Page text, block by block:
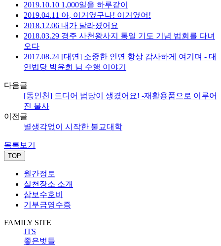
2019.10.10 1,000일을 하루같이
2019.04.11 아, 이거였구나! 이거였어!
2018.12.06 내가 달라졌어요
2018.03.29 경주 사천왕사지 통일 기도 기념 법회를 다녀
오다
2017.08.24 [대연] 소중한 인연 항상 감사하게 여기며 - 대
연법당 박윤희 님 수행 이야기
다음글
[동인천] 드디어 법당이 생겼어요! -재활용품으로 이루어
진 불사
이전글
별생각없이 시작한 불교대학
목록보기
TOP
월간정토
실천장소 소개
삼보수호비
기부금영수증
FAMILY SITE
JTS
좋은벗들